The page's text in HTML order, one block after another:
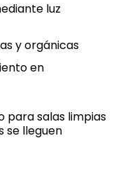
luz
y orgánicas
en
para salas limpias
se lleguen